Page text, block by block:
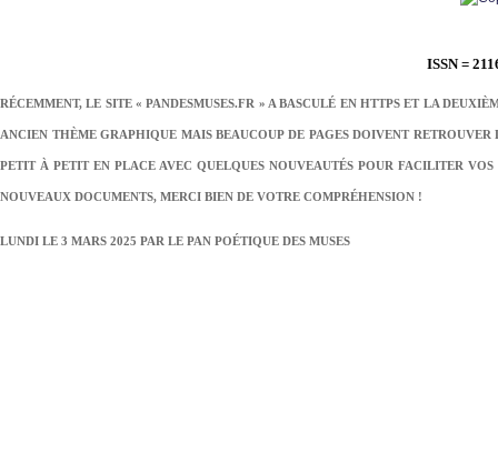
ISSN =
RÉCEMMENT, LE SITE « PANDESMUSES.FR » A BASCULÉ EN HTTPS ET LA
ANCIEN THÈME GRAPHIQUE MAIS BEAUCOUP DE PAGES DOIVENT
PETIT À PETIT EN PLACE AVEC QUELQUES NOUVEAUTÉS POUR FACILITER
NOUVEAUX DOCUMENTS, MERCI BIEN DE VOTRE COMPRÉHENSION !
LUNDI LE 3 MARS 2025 PAR LE PAN POÉTIQUE DES MUSES